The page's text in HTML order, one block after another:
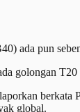
ada pun
golongan
berkata
global.